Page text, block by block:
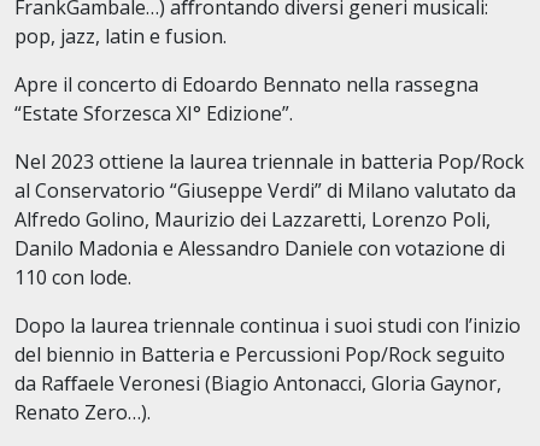
FrankGambale…) aﬀrontando diversi generi musicali:
pop, jazz, latin e fusion.
Apre il concerto di Edoardo Bennato nella rassegna
“Estate Sforzesca XI° Edizione”.
Nel 2023 ottiene la laurea triennale in batteria Pop/Rock
al Conservatorio “Giuseppe Verdi” di Milano valutato da
Alfredo Golino, Maurizio dei Lazzaretti, Lorenzo Poli,
Danilo Madonia e Alessandro Daniele con votazione di
110 con lode.
Dopo la laurea triennale continua i suoi studi con l’inizio
del biennio in Batteria e Percussioni Pop/Rock seguito
da Raﬀaele Veronesi (Biagio Antonacci, Gloria Gaynor,
Renato Zero…).